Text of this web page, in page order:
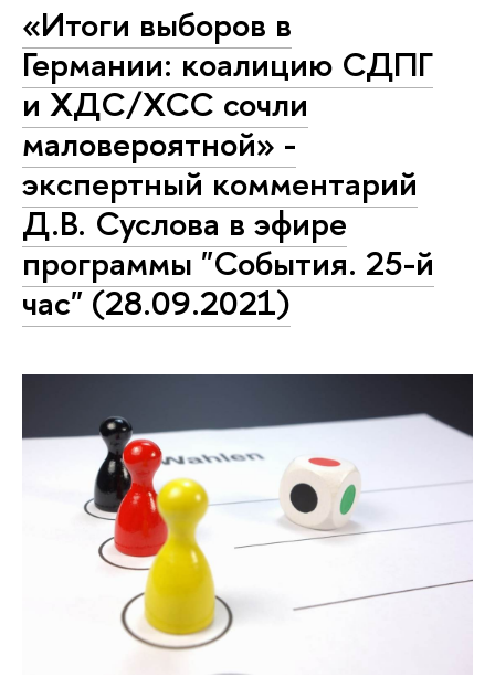
«Итоги выборов в
Германии: коалицию СДПГ
и ХДС/ХСС сочли
маловероятной» -
экспертный комментарий
Д.В. Суслова в эфире
программы "События. 25-й
час" (28.09.2021)